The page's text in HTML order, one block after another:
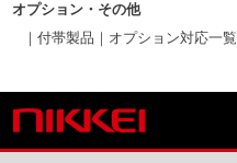
オプション・その他
付帯製品
オプション対応一覧